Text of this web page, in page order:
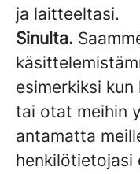
ja laitteeltasi.
Sinulta.
esimerkiksi
tai otat meihin
antamatta
henkilötietojasi